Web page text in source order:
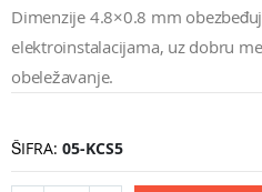
Dimenzije 4.8×0.8 mm
elektroinstalacijama, uz dobru
obeležavanje.
ŠIFRA 05-KCS5